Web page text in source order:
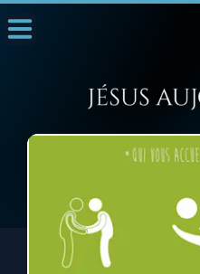
1000 Raisons de Croire
L'actualité de la semaine